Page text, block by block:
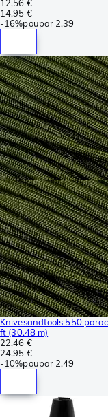
12,56 €
14,95 €
-16%poupar 2,39
Knivesandtools 550
ft (30.48 m)
22,46 €
24,95 €
-10%poupar 2,49